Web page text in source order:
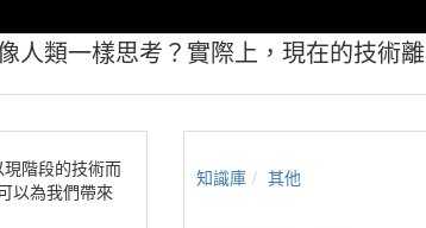
階段的技術而
以為我們帶來
知識庫 其他